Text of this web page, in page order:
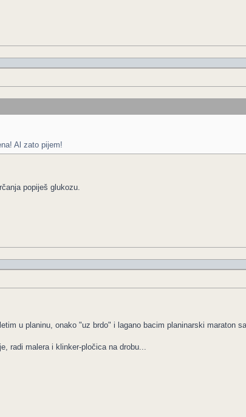
Al zato pijem!
popiješ glukozu.
u planinu, onako "uz brdo" i lagano bacim planinarski maraton
radi malera i klinker-pločica na drobu...